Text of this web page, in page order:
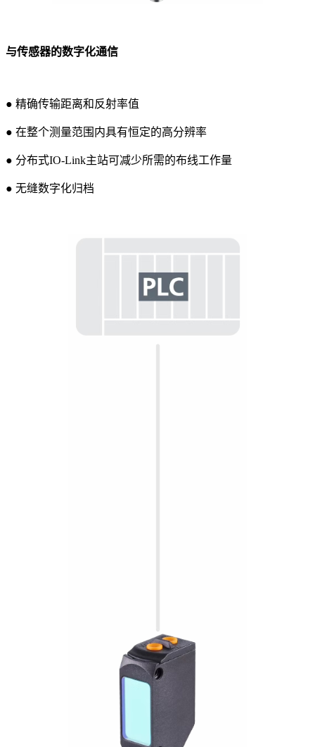
与传感器的数字化通信
● 精确传输距离和反射率值
● 在整个测量范围内具有恒定的高分辨率
● 分布式IO-Link主站可减少所需的布线工作量
● 无缝数字化归档